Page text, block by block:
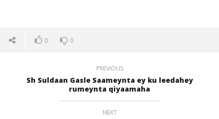
0 0
PREVIOUS
Sh Suldaan Gasle Saameynta ey ku leedahey
rumeynta qiyaamaha
NEXT